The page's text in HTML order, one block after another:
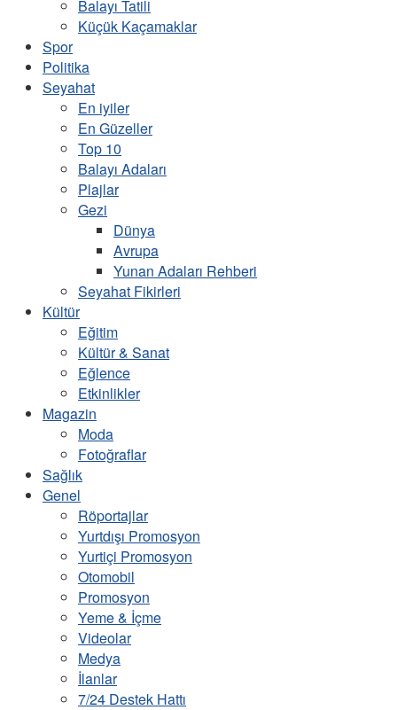
Balayı Tatili
Küçük Kaçamaklar
Spor
Politika
Seyahat
En iyiler
En Güzeller
Top 10
Balayı Adaları
Plajlar
Gezi
Dünya
Avrupa
Yunan Adaları Rehberi
Seyahat Fikirleri
Kültür
Eğitim
Kültür & Sanat
Eğlence
Etkinlikler
Magazin
Moda
Fotoğraflar
Sağlık
Genel
Röportajlar
Yurtdışı Promosyon
Yurtiçi Promosyon
Otomobil
Promosyon
Yeme & İçme
Videolar
Medya
İlanlar
7/24 Destek Hattı